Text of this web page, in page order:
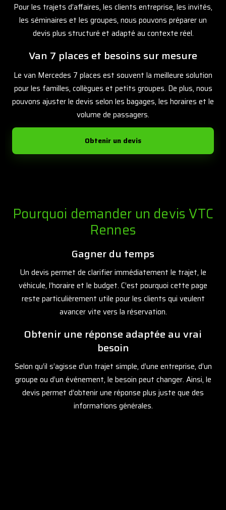
Pour les trajets d’affaires, les clients entreprise, les invités,
les séminaires et les groupes, nous pouvons préparer un
devis plus structuré et adapté au contexte réel.
Van 7 places et besoins sur mesure
Le van Mercedes 7 places est souvent la meilleure solution
pour les familles, collègues et petits groupes. De plus, nous
pouvons ajuster le devis selon les bagages, les horaires et le
volume de passagers.
Obtenir un devis
Pourquoi demander un devis VTC
Rennes
Gagner du temps
Un devis permet de clarifier immédiatement le trajet, le
véhicule, l’horaire et le budget. C’est pourquoi cette page
reste particulièrement utile pour les clients qui veulent
avancer vite vers la réservation.
Obtenir une réponse adaptée au vrai
besoin
Selon qu’il s’agisse d’un trajet simple, d’une entreprise, d’un
groupe ou d’un événement, le besoin peut changer. Ainsi, le
devis permet d’obtenir une réponse plus juste que des
informations générales.